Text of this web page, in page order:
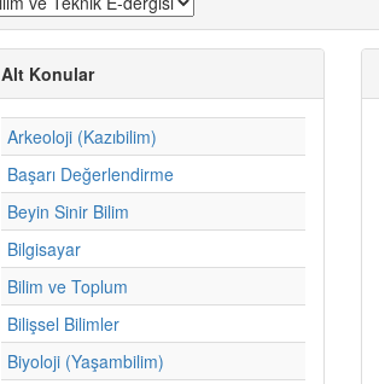
Alt Konular
Arkeoloji (Kazıbilim)
Başarı Değerlendirme
Beyin Sinir Bilim
Bilgisayar
Bilim ve Toplum
Bilişsel Bilimler
Biyoloji (Yaşambilim)